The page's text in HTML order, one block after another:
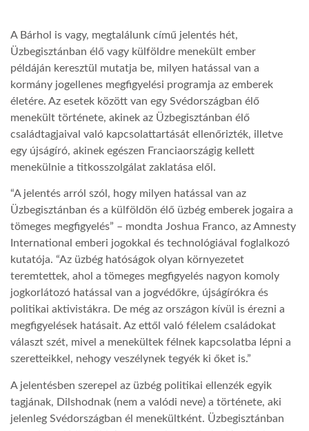
A Bárhol is vagy, megtalálunk című jelentés hét,
Üzbegisztánban élő vagy külföldre menekült ember
példáján keresztül mutatja be, milyen hatással van a
kormány jogellenes megfigyelési programja az emberek
életére. Az esetek között van egy Svédországban élő
menekült története, akinek az Üzbegisztánban élő
családtagjaival való kapcsolattartását ellenőrizték, illetve
egy újságíró, akinek egészen Franciaországig kellett
menekülnie a titkosszolgálat zaklatása elől.
“A jelentés arról szól, hogy milyen hatással van az
Üzbegisztánban és a külföldön élő üzbég emberek jogaira a
tömeges megfigyelés” – mondta Joshua Franco, az Amnesty
International emberi jogokkal és technológiával foglalkozó
kutatója. “Az üzbég hatóságok olyan környezetet
teremtettek, ahol a tömeges megfigyelés nagyon komoly
jogkorlátozó hatással van a jogvédőkre, újságírókra és
politikai aktivistákra. De még az országon kívül is érezni a
megfigyelések hatásait. Az ettől való félelem családokat
választ szét, mivel a menekültek félnek kapcsolatba lépni a
szeretteikkel, nehogy veszélynek tegyék ki őket is.”
A jelentésben szerepel az üzbég politikai ellenzék egyik
tagjának, Dilshodnak (nem a valódi neve) a története, aki
jelenleg Svédországban él menekültként. Üzbegisztánban